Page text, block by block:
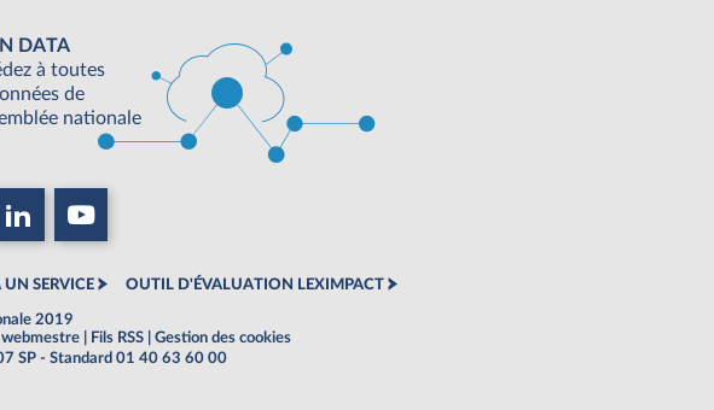
DATA
à toutes
de
nationale
SERVICE OUTIL D'ÉVALUATION LEXIMPACT
2019
Fils RSS
Gestion des cookies
SP - Standard 01 40 63 60 00